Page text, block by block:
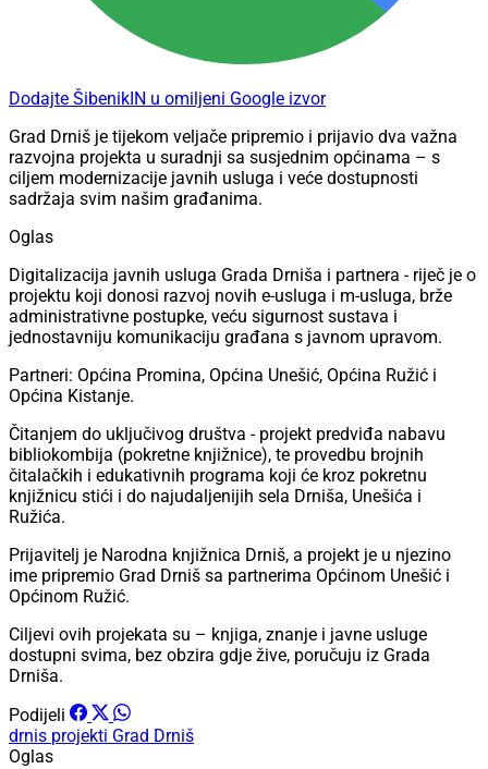
Dodajte ŠibenikIN u omiljeni Google izvor
Grad Drniš je tijekom veljače pripremio i prijavio dva važna
razvojna projekta u suradnji sa susjednim općinama – s
ciljem modernizacije javnih usluga i veće dostupnosti
sadržaja svim našim građanima.
Oglas
Digitalizacija javnih usluga Grada Drniša i partnera - riječ je o
projektu koji donosi razvoj novih e-usluga i m-usluga, brže
administrativne postupke, veću sigurnost sustava i
jednostavniju komunikaciju građana s javnom upravom.
Partneri: Općina Promina, Općina Unešić, Općina Ružić i
Općina Kistanje.
Čitanjem do uključivog društva - projekt predviđa nabavu
bibliokombija (pokretne knjižnice), te provedbu brojnih
čitalačkih i edukativnih programa koji će kroz pokretnu
knjižnicu stići i do najudaljenijih sela Drniša, Unešića i
Ružića.
Prijavitelj je Narodna knjižnica Drniš, a projekt je u njezino
ime pripremio Grad Drniš sa partnerima Općinom Unešić i
Općinom Ružić.
Ciljevi ovih projekata su – knjiga, znanje i javne usluge
dostupni svima, bez obzira gdje žive, poručuju iz Grada
Drniša.
Podijeli
drnis projekti Grad Drniš
Oglas